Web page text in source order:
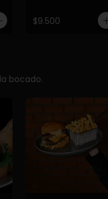
$9.500
bocado.